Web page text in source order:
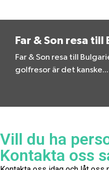
Far & Son resa
Far & Son resa till
golfresor är det kanske...
Vill du ha
Kontakta oss